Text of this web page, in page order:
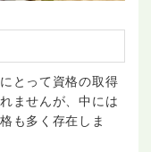
とって資格の取得
ませんが、中には
も多く存在しま